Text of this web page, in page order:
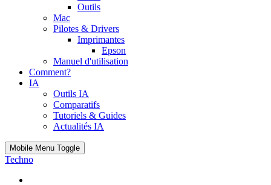
Outils
Mac
Pilotes & Drivers
Imprimantes
Epson
Manuel d'utilisation
Comment?
IA
Outils IA
Comparatifs
Tutoriels & Guides
Actualités IA
Mobile Menu Toggle
Techno